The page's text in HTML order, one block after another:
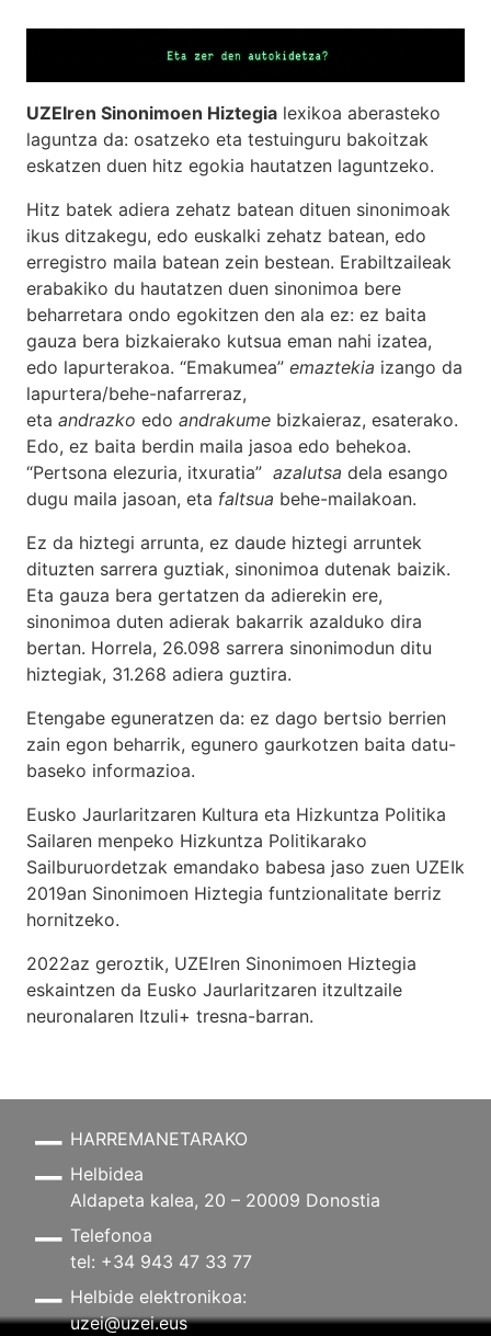
UZEIren Sinonimoen Hiztegia lexikoa aberasteko
laguntza da: osatzeko eta testuinguru bakoitzak
eskatzen duen hitz egokia hautatzen laguntzeko.
Hitz batek adiera zehatz batean dituen sinonimoak
ikus ditzakegu, edo euskalki zehatz batean, edo
erregistro maila batean zein bestean. Erabiltzaileak
erabakiko du hautatzen duen sinonimoa bere
beharretara ondo egokitzen den ala ez: ez baita
gauza bera bizkaierako kutsua eman nahi izatea,
edo lapurterakoa. “Emakumea” emaztekia izango da
lapurtera/behe-nafarreraz,
eta andrazko edo andrakume bizkaieraz, esaterako.
Edo, ez baita berdin maila jasoa edo behekoa.
“Pertsona elezuria, itxuratia” azalutsa dela esango
dugu maila jasoan, eta faltsua behe-mailakoan.
Ez da hiztegi arrunta, ez daude hiztegi arruntek
dituzten sarrera guztiak, sinonimoa dutenak baizik.
Eta gauza bera gertatzen da adierekin ere,
sinonimoa duten adierak bakarrik azalduko dira
bertan. Horrela, 26.098 sarrera sinonimodun ditu
hiztegiak, 31.268 adiera guztira.
Etengabe eguneratzen da: ez dago bertsio berrien
zain egon beharrik, egunero gaurkotzen baita datu-
baseko informazioa.
Eusko Jaurlaritzaren Kultura eta Hizkuntza Politika
Sailaren menpeko Hizkuntza Politikarako
Sailburuordetzak emandako babesa jaso zuen UZEIk
2019an Sinonimoen Hiztegia funtzionalitate berriz
hornitzeko.
2022az geroztik, UZEIren Sinonimoen Hiztegia
eskaintzen da Eusko Jaurlaritzaren itzultzaile
neuronalaren Itzuli+ tresna-barran.
HARREMANETARAKO
Helbidea
Aldapeta kalea, 20 – 20009 Donostia
Telefonoa
tel: +34 943 47 33 77
Helbide elektronikoa:
uzei@uzei.eus